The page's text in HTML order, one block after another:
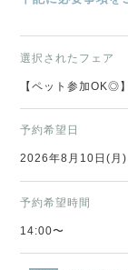
選択されたフェア
【ペット参加OK◎
予約希望日
2026年8月10日(月)
予約希望時間
14:00〜